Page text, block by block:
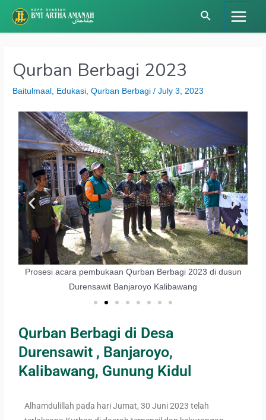
Qurban Berbagi 2023
Baitulmaal , Edukasi,Qurban Berbagi /July 3, 2023
Prosesi acara pembukaan Qurban Berbagi 2023 di dusun
Durensawit Banjaroyo Kalibawang
Qurban Berbagi di Desa
Durensawit , Banjaroyo,
Kalibawang, Gunung Kidul
Alhamdulillah pada hari Jumat, 30 Juni 2023 telah